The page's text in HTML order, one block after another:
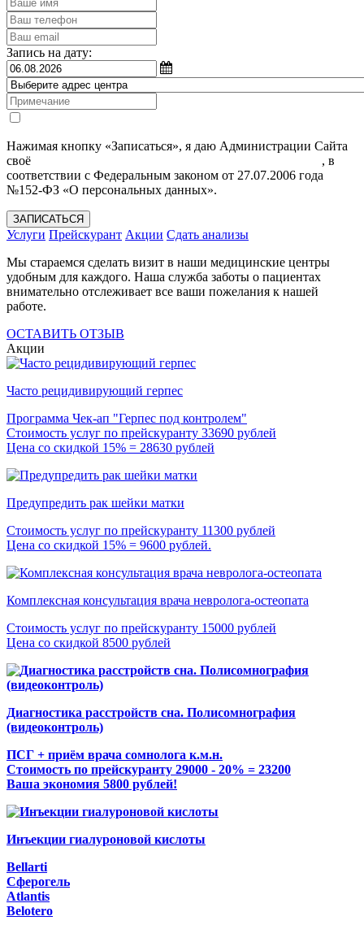
Запись на дату:
Нажимая кнопку «Записаться», я даю Администрации Сайта
своё
, в
соответствии с Федеральным законом от 27.07.2006 года
№152-ФЗ «О персональных данных».
ЗАПИСАТЬСЯ
Услуги Прейскурант Акции Сдать анализы
Мы стараемся сделать визит в наши медицинские центры
удобным для каждого. Наша служба заботы о пациентах
внимательно отслеживает все ваши пожелания к нашей
работе.
ОСТАВИТЬ ОТЗЫВ
Акции
Часто рецидивирующий герпес
Программа Чек-ап "Герпес под контролем"
Стоимость услуг по прейскуранту 33690 рублей
Цена со скидкой 15% = 28630 рублей
Предупредить рак шейки матки
Стоимость услуг по прейскуранту 11300 рублей
Цена со скидкой 15% = 9600 рублей.
Комплексная консультация врача невролога-остеопата
Стоимость услуг по прейскуранту 15000 рублей
Цена со скидкой 8500 рублей
Диагностика расстройств сна. Полисомнография
(видеоконтроль)
ПСГ + приём врача сомнолога к.м.н.
Стоимость по прейскуранту 29000 - 20% = 23200
Ваша экономия 5800 рублей!
Инъекции гиалуроновой кислоты
Bellarti
Сферогель
Atlantis
Belotero